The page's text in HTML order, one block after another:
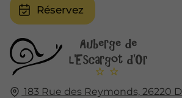
183 Rue des Reymonds, 26220
Réservez